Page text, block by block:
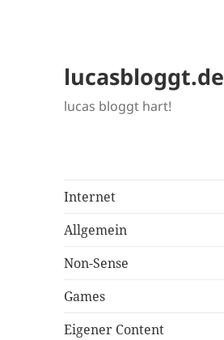
lucasbloggt.de
lucas bloggt hart!
Internet
Allgemein
Non-Sense
Games
Eigener Content